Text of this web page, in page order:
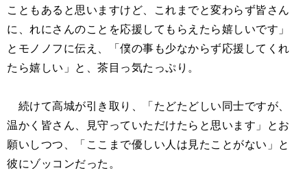
こともあると思いますけど、これまでと変わらず皆さん
に、れにさんのことを応援してもらえたら嬉しいです」
とモノノフに伝え、「僕の事も少なからず応援してくれ
たら嬉しい」と、茶目っ気たっぷり。
続けて高城が引き取り、「たどたどしい同士ですが、
温かく皆さん、見守っていただけたらと思います」とお
願いしつつ、「ここまで優しい人は見たことがない」と
彼にゾッコンだった。